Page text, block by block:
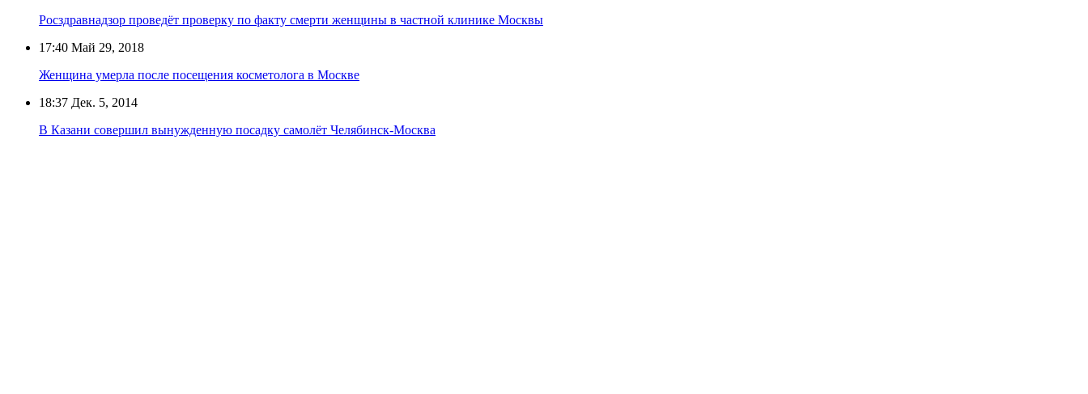
Росздравнадзор проведёт проверку по факту смерти женщины в частной клинике Москвы
17:40 Май 29, 2018
Женщина умерла после посещения косметолога в Москве
18:37 Дек. 5, 2014
В Казани совершил вынужденную посадку самолёт Челябинск-Москва